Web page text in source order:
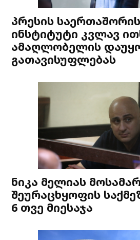
პრესის
ინსტიტუტი კვლავ
ამაღლობელის
გათავისუფლებას
ნიკა მელიას
შეურაცხყოფის
6 თვე მიესაჯა